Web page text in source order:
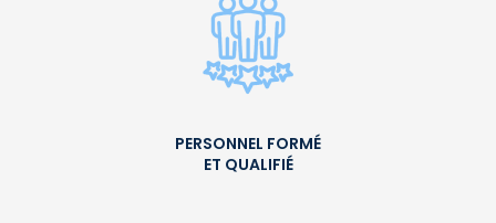
PERSONNEL FORMÉ
ET QUALIFIÉ